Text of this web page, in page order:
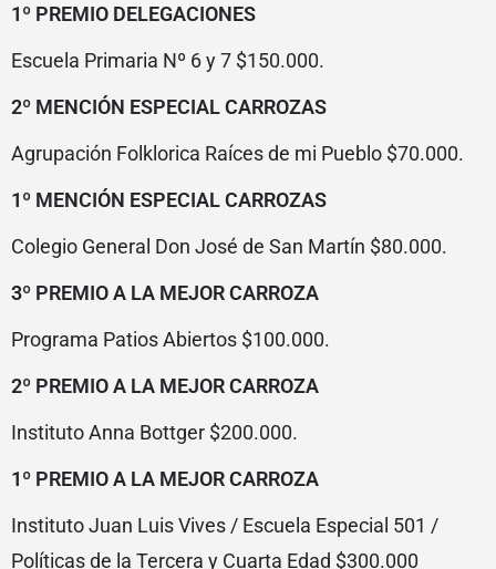
1º PREMIO DELEGACIONES
Escuela Primaria Nº 6 y 7 $150.000.
2º MENCIÓN ESPECIAL CARROZAS
Agrupación Folklorica Raíces de mi Pueblo $70.000.
1º MENCIÓN ESPECIAL CARROZAS
Colegio General Don José de San Martín $80.000.
3º PREMIO A LA MEJOR CARROZA
Programa Patios Abiertos $100.000.
2º PREMIO A LA MEJOR CARROZA
Instituto Anna Bottger $200.000.
1º PREMIO A LA MEJOR CARROZA
Instituto Juan Luis Vives / Escuela Especial 501 /
Políticas de la Tercera y Cuarta Edad $300.000